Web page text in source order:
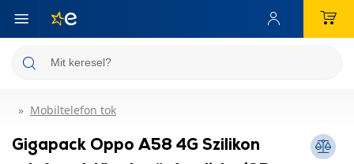
Mobiltelefon tok
Gigapack Oppo A58 4G Szilikon